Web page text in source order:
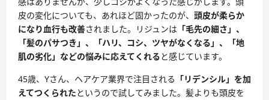
皮の変化についても、あれほど固かったのが、 頭皮が柔らか
になり血行も改善されました。リジュンは 「毛先の細さ」、
「髪のパサつき」、「ハリ、コシ、ツヤがなくなる」、「地
肌の劣化」などの悩みに応えてくれる と感じています。
45歳、Yさん、ヘアケア業界で注目される 「リデンシル」を加
えてつくられた というので試してみました。髪よりも頭皮を